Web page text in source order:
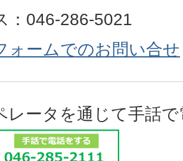
：046-286-5021
ォームでのお問い合せ
レータを通じて手話